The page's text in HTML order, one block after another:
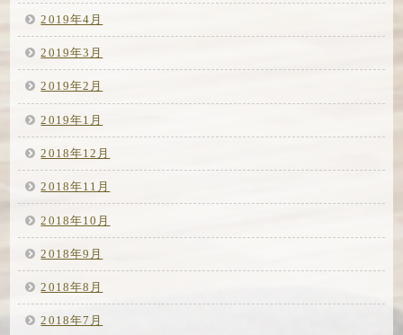
2019年4月
2019年3月
2019年2月
2019年1月
2018年12月
2018年11月
2018年10月
2018年9月
2018年8月
2018年7月